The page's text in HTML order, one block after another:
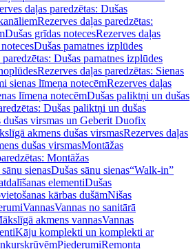
daļas paredzētas: Dušas
Rezerves daļas paredzētas:
Dušas grīdas notecesRezerves daļas
Dušas pamatnes izplūdes
Dušas pamatnes izplūdes
Rezerves daļas paredzētas: Sienas
sienas līmeņa notecēmRezerves daļas
līmeņa notecēmDušas paliktņi un dušas
Dušas paliktņi un dušas
dušas virsmas un Geberit Duofix
akmens dušas virsmasRezerves daļas
dušas virsmasMontāžas
Montāžas
sienasDušas sānu sienas“Walk-in”
elementiDušas
kārbas dušāmNišas
VannasVannas no sanitārā
akmens vannasVannas
Kāju komplekti un komplekti ar
PiederumiRemonta